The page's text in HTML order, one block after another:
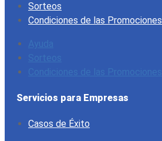
Sorteos
Condiciones de las Promociones
Ayuda
Sorteos
Condiciones de las Promociones
Servicios para Empresas
Casos de Éxito